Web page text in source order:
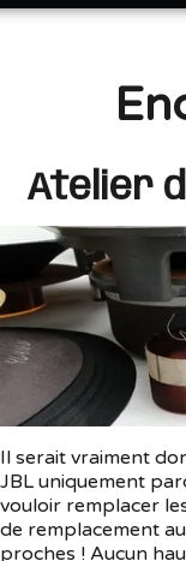
Atelier
Il serait vraiment
JBL uniquement
vouloir remplacer
de remplacement
proches ! Aucun